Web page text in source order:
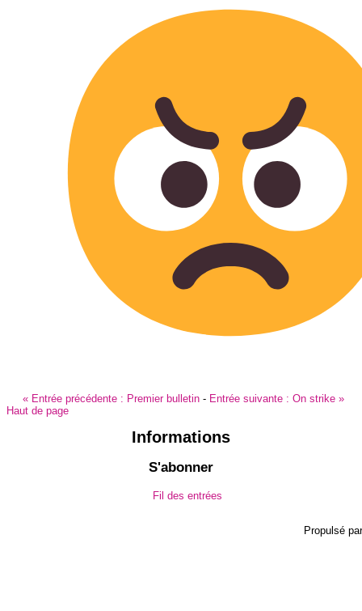
« Entrée précédente : Premier bulletin - Entrée suivante : On strike »
Haut de page
Informations
S'abonner
Fil des entrées
Propulsé